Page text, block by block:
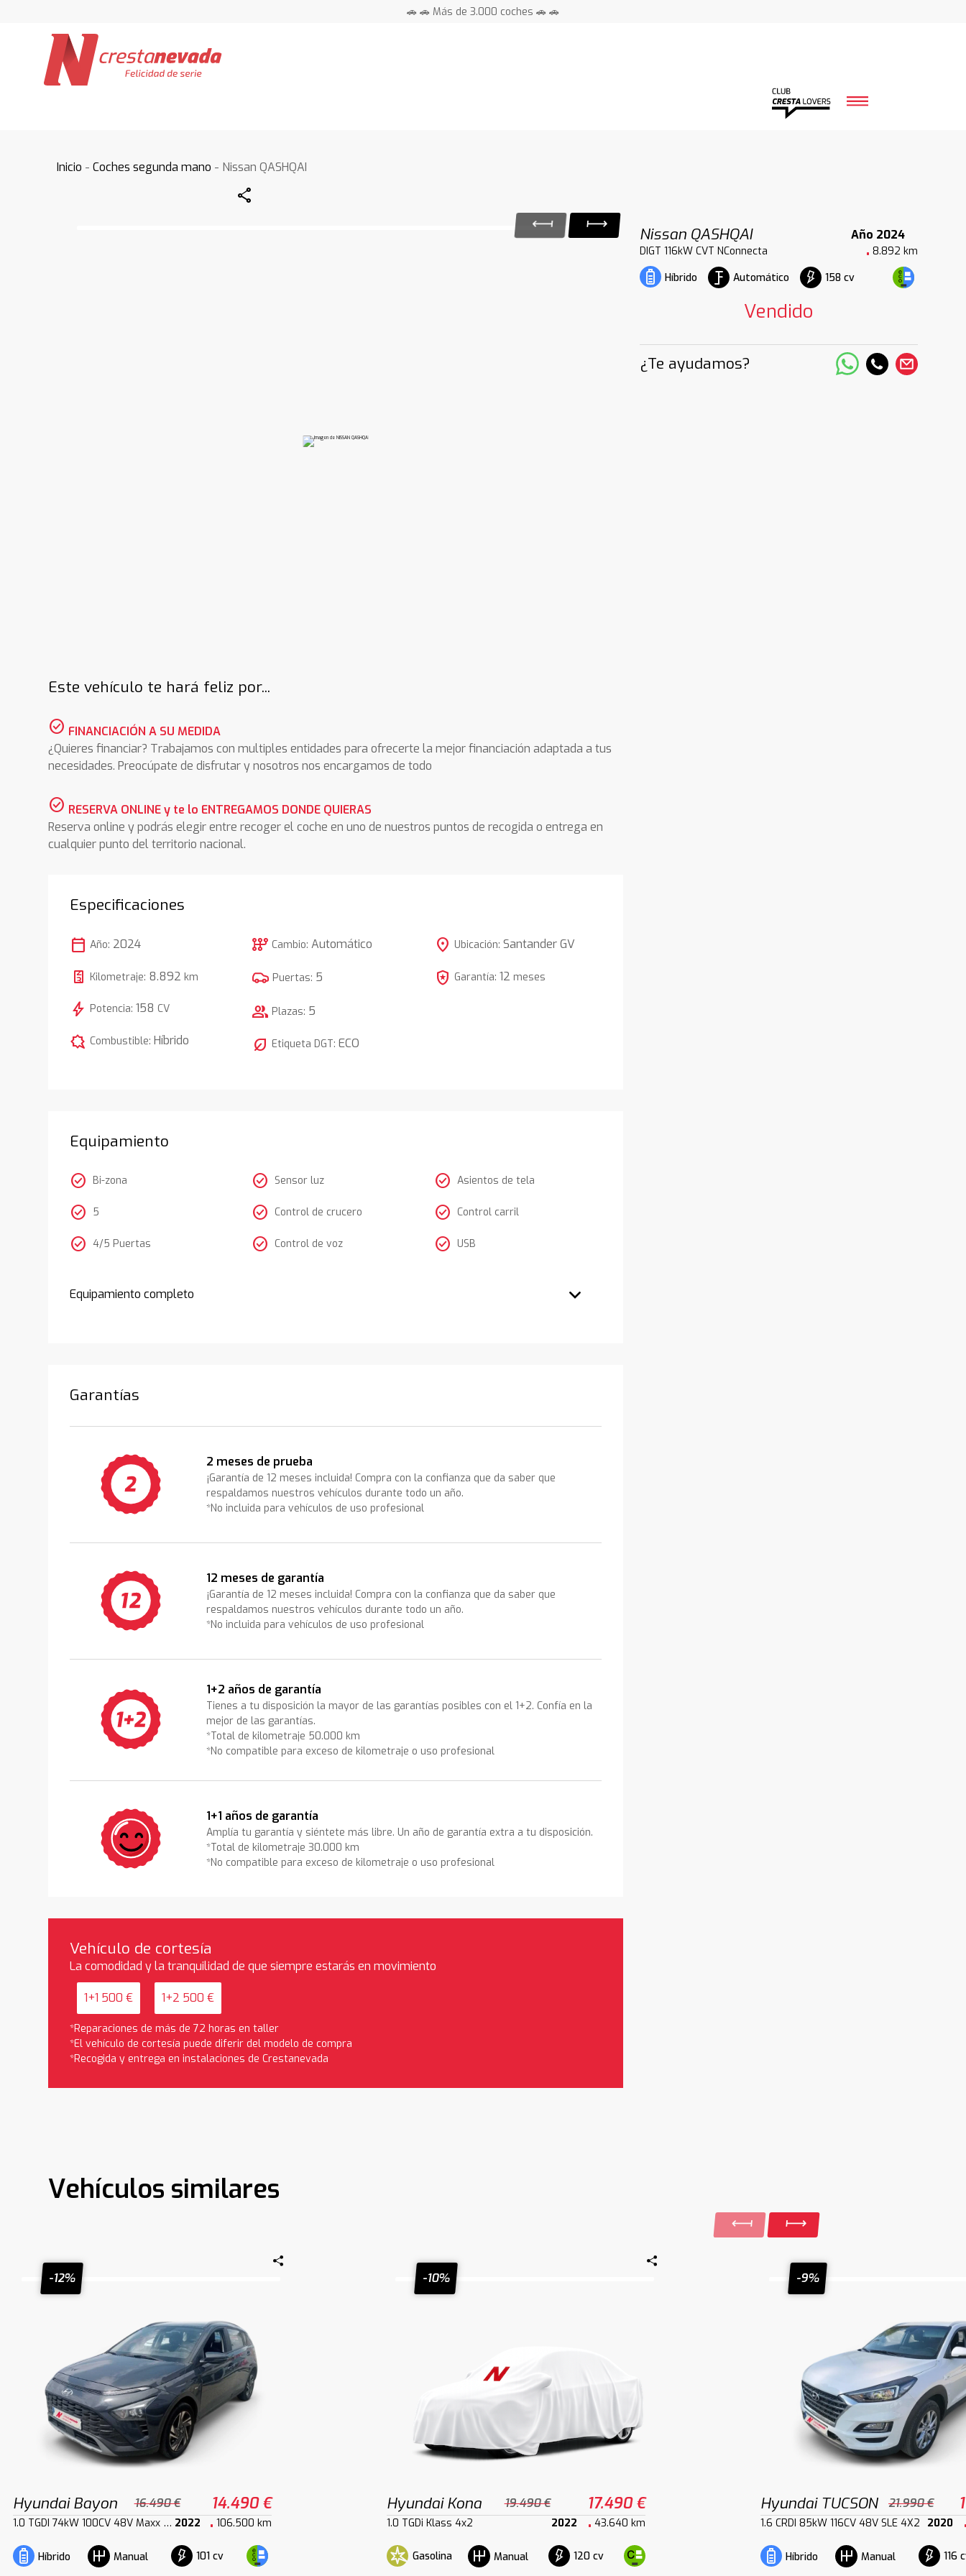
🚗 🚗 Más de 3.000 coches 🚗 🚗
Inicio -Coches segunda mano - Nissan QASHQAI
Share
Nissan QASHQAI
Año 2024
DIGT 116kW CVT NConnecta
8.892 km
Híbrido
Automático 158 cv
Vendido
¿Te ayudamos?
Este vehículo te hará feliz por...
check_circle FINANCIACIÓN A SU MEDIDA
¿Quieres financiar? Trabajamos con multiples entidades para ofrecerte la mejor financiación adaptada a tus
necesidades. Preocúpate de disfrutar y nosotros nos encargamos de todo
check_circle RESERVA ONLINE y te lo ENTREGAMOS DONDE QUIERAS
Reserva online y podrás elegir entre recoger el coche en uno de nuestros puntos de recogida o entrega en
cualquier punto del territorio nacional.
Especificaciones
calendar_today Año: 2024
Kilometraje: 8.892 km
bolt Potencia:158 CV
comic_bubble Combustible:Híbrido
auto_transmission Cambio:Automático
Puertas: 5
group Plazas: 5
nest_eco_leaf Etiqueta DGT:ECO
location_on Ubicación: Santander GV
local_police Garantía: 12 meses
Equipamiento
check_circle Bi-zona
check_circle 5
check_circle 4/5 Puertas
check_circle Sensor luz
check_circle Control de crucero
check_circle Control de voz
check_circle Asientos de tela
check_circle Control carril
check_circle USB
Equipamiento completo
Garantías
2 meses de prueba
¡Garantía de 12 meses incluida! Compra con la confianza que da saber que
respaldamos nuestros vehículos durante todo un año.
*No incluida para vehículos de uso profesional
12 meses de garantía
¡Garantía de 12 meses incluida! Compra con la confianza que da saber que
respaldamos nuestros vehículos durante todo un año.
*No incluida para vehículos de uso profesional
1+2 años de garantía
Tienes a tu disposición la mayor de las garantías posibles con el 1+2. Confía en la
mejor de las garantías.
*Total de kilometraje 50.000 km
*No compatible para exceso de kilometraje o uso profesional
1+1 años de garantía
Amplía tu garantía y siéntete más libre. Un año de garantía extra a tu disposición.
*Total de kilometraje 30.000 km
*No compatible para exceso de kilometraje o uso profesional
Vehículo de cortesía
La comodidad y la tranquilidad de que siempre estarás en movimiento
1+1 500 € 1+2 500 €
*Reparaciones de más de 72 horas en taller
*El vehículo de cortesía puede diferir del modelo de compra
*Recogida y entrega en instalaciones de Crestanevada
Vehículos similares
-12%
Hyundai Bayon 16.490 € 14.490 €
1.0 TGDI 74kW 100CV 48V Maxx DCT 2022 106.500 km
Híbrido Manual 101 cv
-10%
Hyundai Kona 19.490 € 17.490 €
1.0 TGDi Klass 4x2 2022 43.640 km
Gasolina Manual 120 cv
-9%
Hyundai TUCSON 21.990 €
1.6 CRDI 85kW 116CV 48V SLE 4X2 2020
Híbrido Manual 116